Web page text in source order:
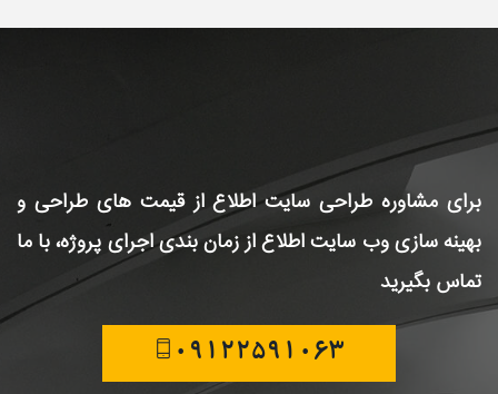
برای مشاوره طراحی سایتاطلاع از قیمت های طراحی و
بهینه سازی وب سایتاطلاع از زمان بندی اجرای پروژه، با ما
تماس بگیرید
09122591063